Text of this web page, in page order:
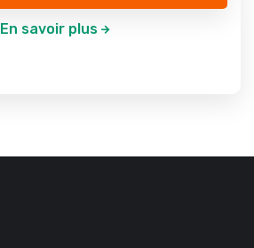
En savoir plus